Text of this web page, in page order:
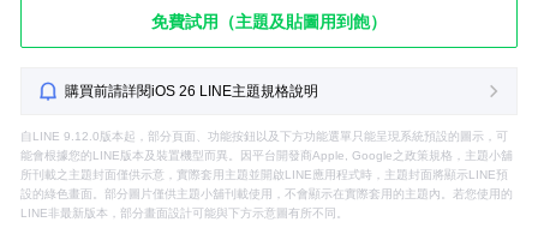
免費試用（主題及貼圖用到飽）
購買前請詳閱iOS 26 LINE主題規格說明
自LINE 9.12.0版本起，部分頁面、功能按鈕以及下方功能選單只能呈現系統預設的圖示，可
能會根據您的LINE版本及裝置機型而異。因平台開發商Apple, Google之政策規格，主題小舖
所刊載之主題封面僅供示意，實際套用主題並開啟LINE應用程式時，主題封面將顯示LINE預
設的綠色畫面。部分圖片僅供主題小舖刊載使用，不會顯示在實際套用的主題內。若您使用的
LINE非最新版本，部分畫面設計可能與下方示意圖有所不同。